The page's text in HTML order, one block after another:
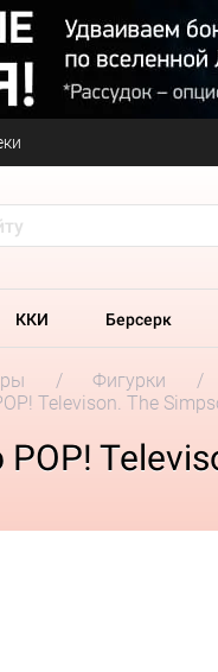
ККИ Берсерк
Фигурки
Televison. The